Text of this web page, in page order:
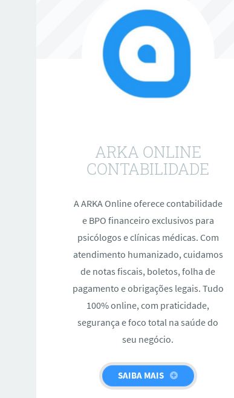
ARKA ONLINE
CONTABILIDADE
A ARKA Online oferece contabilidade
e BPO financeiro exclusivos para
psicólogos e clínicas médicas. Com
atendimento humanizado, cuidamos
de notas fiscais, boletos, folha de
pagamento e obrigações legais. Tudo
100% online, com praticidade,
segurança e foco total na saúde do
seu negócio.
SAIBA MAIS